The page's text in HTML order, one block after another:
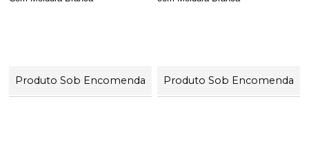
Produto Sob Encomenda Produto Sob Encomenda